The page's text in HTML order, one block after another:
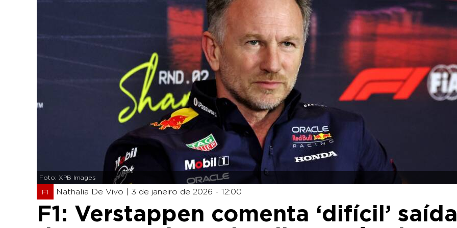
Foto: XPB Images
F1 Nathalia De Vivo | 3 de janeiro de 2026 - 12:00
F1: Verstappen comenta ‘difícil’ saída